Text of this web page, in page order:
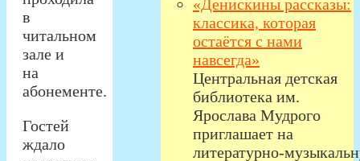
в
читальном
зале и
на
абонементе.
Гостей
ждало
«Денискины рассказы:
классика, которая
остаётся с нами
навсегда»
Центральная детская
библиотека им.
Ярослава Мудрого
приглашает на